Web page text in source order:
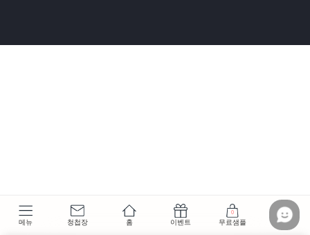
메뉴 청첩장 홈 이벤트
0
무료샘플